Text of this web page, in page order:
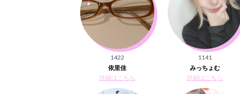
1422
依里佳
詳細はこちら
1141
みっちょむ
詳細はこちら